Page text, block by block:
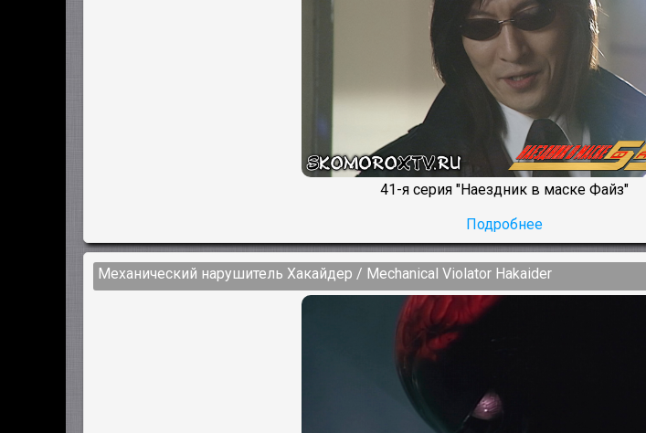
41-я серия "Наездник в маске Файз"
Подробнее
Механический нарушитель Хакайдер / Mechanical Violator Hakaider